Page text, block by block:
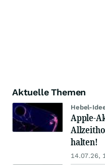
Aktuelle Themen
Hebel-
Apple-
halten!
14.07.26,